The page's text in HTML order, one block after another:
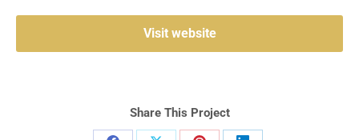
Visit website
Share This Project